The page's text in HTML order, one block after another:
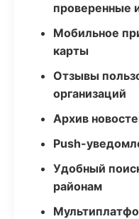
проверенные
Мобильное
карты
Отзывы
организаций
Архив
Push-
Удобный
районам